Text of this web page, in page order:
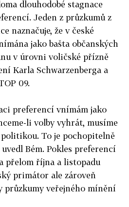
dlouhodobé stagnace
Jeden z průzkumů z
naznačuje, že v české
jako bašta občanských
v úrovni voličské přízně
Karla Schwarzenberga a
09.
preferencí vnímám jako
li volby vyhrát, musíme
To je pochopitelně
Bém. Pokles preferencí
přelom října a listopadu
primátor ale zároveň
průzkumy veřejného mínění